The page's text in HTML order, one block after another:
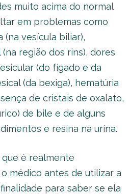
muito acima do normal
em problemas como
(na vesícula biliar),
região dos rins), dores
(do fígado e da
(da bexiga), hematúria
de cristais de oxalato,
de bile e de alguns
e resina na urina.
é realmente
médico antes de utilizar a
para saber se ela